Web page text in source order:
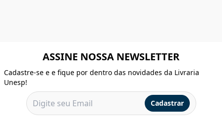
ASSINE NOSSA NEWSLETTER
Cadastre-se e e fique por dentro das novidades da Livraria
Unesp!
Cadastrar